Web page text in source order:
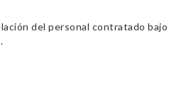
del personal contratado bajo